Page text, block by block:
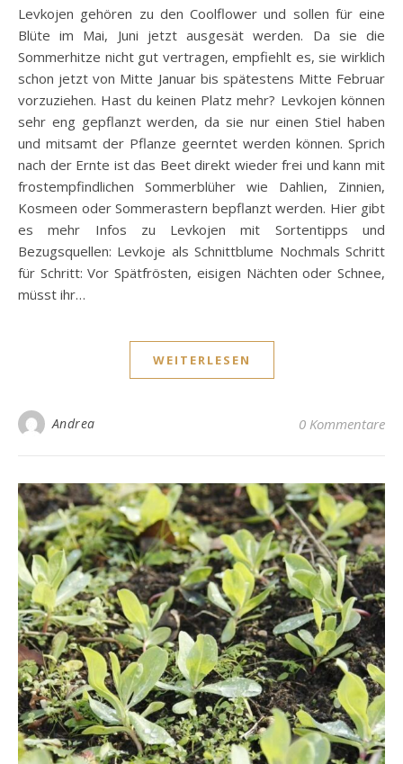
Levkojen gehören zu den Coolflower und sollen für eine
Blüte im Mai, Juni jetzt ausgesät werden. Da sie die
Sommerhitze nicht gut vertragen, empfiehlt es, sie wirklich
schon jetzt von Mitte Januar bis spätestens Mitte Februar
vorzuziehen. Hast du keinen Platz mehr? Levkojen können
sehr eng gepflanzt werden, da sie nur einen Stiel haben
und mitsamt der Pflanze geerntet werden können. Sprich
nach der Ernte ist das Beet direkt wieder frei und kann mit
frostempfindlichen Sommerblüher wie Dahlien, Zinnien,
Kosmeen oder Sommerastern bepflanzt werden. Hier gibt
es mehr Infos zu Levkojen mit Sortentipps und
Bezugsquellen: Levkoje als Schnittblume Nochmals Schritt
für Schritt: Vor Spätfrösten, eisigen Nächten oder Schnee,
müsst ihr…
WEITERLESEN
Andrea 0 Kommentare